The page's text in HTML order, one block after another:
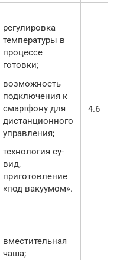
регулировка
температуры в
процессе
готовки;
возможность
подключения к
смартфону для
дистанционного
управления;
технология су-
вид,
приготовление
«под вакуумом».
4.6
вместительная
чаша;